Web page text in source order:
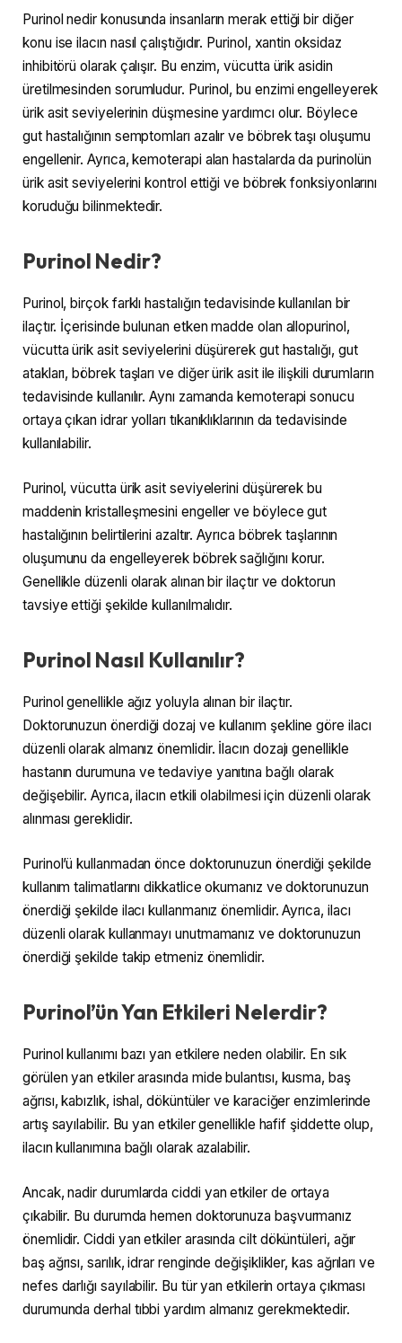
Purinol nedir konusunda insanların merak ettiği bir diğer
konu ise ilacın nasıl çalıştığıdır. Purinol, xantin oksidaz
inhibitörü olarak çalışır. Bu enzim, vücutta ürik asidin
üretilmesinden sorumludur. Purinol, bu enzimi engelleyerek
ürik asit seviyelerinin düşmesine yardımcı olur. Böylece
gut hastalığının semptomları azalır ve böbrek taşı oluşumu
engellenir. Ayrıca, kemoterapi alan hastalarda da purinolün
ürik asit seviyelerini kontrol ettiği ve böbrek fonksiyonlarını
koruduğu bilinmektedir.
Purinol Nedir?
Purinol, birçok farklı hastalığın tedavisinde kullanılan bir
ilaçtır. İçerisinde bulunan etken madde olan allopurinol,
vücutta ürik asit seviyelerini düşürerek gut hastalığı, gut
atakları, böbrek taşları ve diğer ürik asit ile ilişkili durumların
tedavisinde kullanılır. Aynı zamanda kemoterapi sonucu
ortaya çıkan idrar yolları tıkanıklıklarının da tedavisinde
kullanılabilir.
Purinol, vücutta ürik asit seviyelerini düşürerek bu
maddenin kristalleşmesini engeller ve böylece gut
hastalığının belirtilerini azaltır. Ayrıca böbrek taşlarının
oluşumunu da engelleyerek böbrek sağlığını korur.
Genellikle düzenli olarak alınan bir ilaçtır ve doktorun
tavsiye ettiği şekilde kullanılmalıdır.
Purinol Nasıl Kullanılır?
Purinol genellikle ağız yoluyla alınan bir ilaçtır.
Doktorunuzun önerdiği dozaj ve kullanım şekline göre ilacı
düzenli olarak almanız önemlidir. İlacın dozajı genellikle
hastanın durumuna ve tedaviye yanıtına bağlı olarak
değişebilir. Ayrıca, ilacın etkili olabilmesi için düzenli olarak
alınması gereklidir.
Purinol’ü kullanmadan önce doktorunuzun önerdiği şekilde
kullanım talimatlarını dikkatlice okumanız ve doktorunuzun
önerdiği şekilde ilacı kullanmanız önemlidir. Ayrıca, ilacı
düzenli olarak kullanmayı unutmamanız ve doktorunuzun
önerdiği şekilde takip etmeniz önemlidir.
Purinol’ün Yan Etkileri Nelerdir?
Purinol kullanımı bazı yan etkilere neden olabilir. En sık
görülen yan etkiler arasında mide bulantısı, kusma, baş
ağrısı, kabızlık, ishal, döküntüler ve karaciğer enzimlerinde
artış sayılabilir. Bu yan etkiler genellikle hafif şiddette olup,
ilacın kullanımına bağlı olarak azalabilir.
Ancak, nadir durumlarda ciddi yan etkiler de ortaya
çıkabilir. Bu durumda hemen doktorunuza başvurmanız
önemlidir. Ciddi yan etkiler arasında cilt döküntüleri, ağır
baş ağrısı, sarılık, idrar renginde değişiklikler, kas ağrıları ve
nefes darlığı sayılabilir. Bu tür yan etkilerin ortaya çıkması
durumunda derhal tıbbi yardım almanız gerekmektedir.